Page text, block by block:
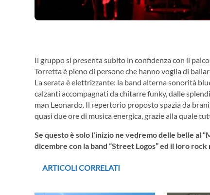
Il gruppo si presenta subito in confidenza con il
Torretta è pieno di persone che hanno voglia di
La serata è elettrizzante: la band alterna sonorità
calzanti accompagnati da chitarre funky, dalle
man Leonardo. Il repertorio proposto spazia da
quasi due ore di musica energica, grazie alla quale
Se questo è solo l'inizio ne vedremo delle belle al
dicembre con la band “Street Logos” ed il loro rock
ARTICOLI CORRELATI